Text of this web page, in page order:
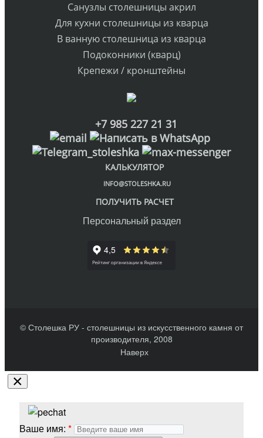
Санузлы столешницы акрил
Для кухни столешницы из кварца
В ванную столешница из кварца
Подоконники (кварц)
Крепежи / кронштейны
+7 985 227 21 31
КАЛЬКУЛЯТОР
INFO@STOLESHKA.RU
ПОЛУЧИТЬ РАСЧЕТ
Персональный раздел
© Столешка РУ - столешницы из искусственного камня от
производителя, 2008
Наверх
×
Ваше имя: